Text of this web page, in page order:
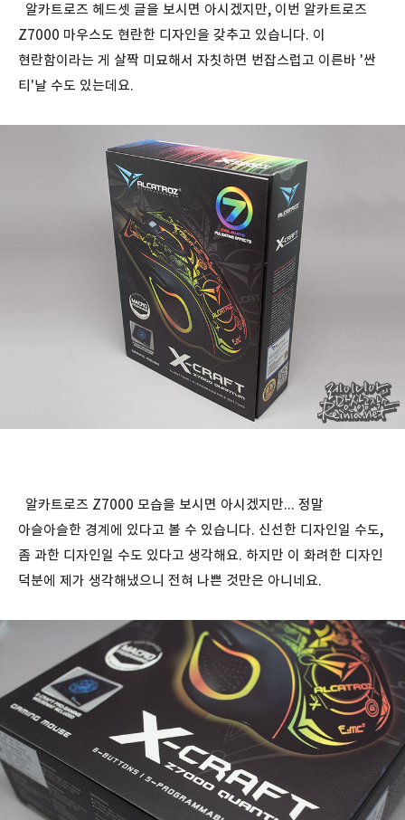
알카트로즈 헤드셋 글을 보시면 아시겠지만, 이번 알카트로즈
Z7000 마우스도 현란한 디자인을 갖추고 있습니다. 이
현란함이라는 게 살짝 미묘해서 자칫하면 번잡스럽고 이른바 '싼
티'날 수도 있는데요.
알카트로즈 Z7000 모습을 보시면 아시겠지만... 정말
아슬아슬한 경계에 있다고 볼 수 있습니다. 신선한 디자인일 수도,
좀 과한 디자인일 수도 있다고 생각해요. 하지만 이 화려한 디자인
덕분에 제가 생각해냈으니 전혀 나쁜 것만은 아니네요.